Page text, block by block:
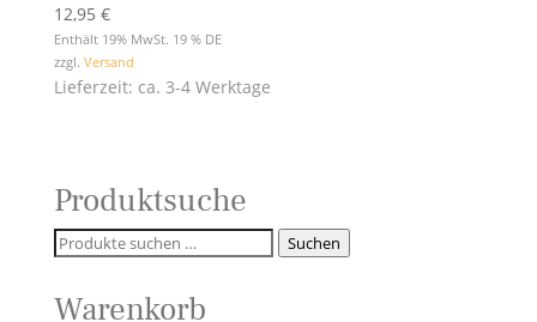
12,95 €
Enthält 19% MwSt. 19 % DE
zzgl. Versand
Lieferzeit: ca. 3-4 Werktage
Produktsuche
Suchen
Suchen
Warenkorb